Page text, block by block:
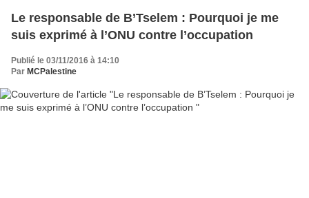
Le responsable de B’Tselem : Pourquoi je me
suis exprimé à l’ONU contre l’occupation
Publié le 03/11/2016 à 14:10
Par MCPalestine